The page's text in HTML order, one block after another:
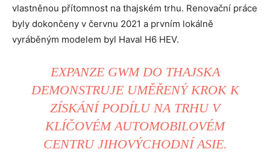
vlastněnou přítomnost na thajském trhu. Renovační práce
byly dokončeny v červnu 2021 a prvním lokálně
vyráběným modelem byl Haval H6 HEV.
EXPANZE GWM DO THAJSKA
DEMONSTRUJE UMĚŘENÝ KROK K
ZÍSKÁNÍ PODÍLU NA TRHU V
KLÍČOVÉM AUTOMOBILOVÉM
CENTRU JIHOVÝCHODNÍ ASIE.